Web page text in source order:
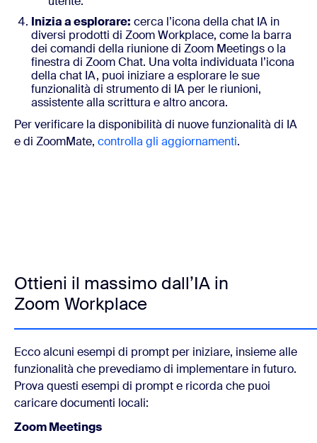
Inizia a esplorare: cerca l’icona della chat IA in
diversi prodotti di Zoom Workplace, come la barra
dei comandi della riunione di Zoom Meetings o la
finestra di Zoom Chat. Una volta individuata l’icona
della chat IA, puoi iniziare a esplorare le sue
funzionalità di strumento di IA per le riunioni,
assistente alla scrittura e altro ancora.
Per verificare la disponibilità di nuove funzionalità di IA
e di ZoomMate, controlla gli aggiornamenti.
Ottieni il massimo dall’IA in
Zoom Workplace
Ecco alcuni esempi di prompt per iniziare, insieme alle
funzionalità che prevediamo di implementare in futuro.
Prova questi esempi di prompt e ricorda che puoi
caricare documenti locali:
Zoom Meetings